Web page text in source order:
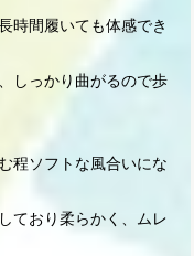
時間履いても体感でき
しっかり曲がるので歩
程ソフトな風合いにな
ており柔らかく、ムレ